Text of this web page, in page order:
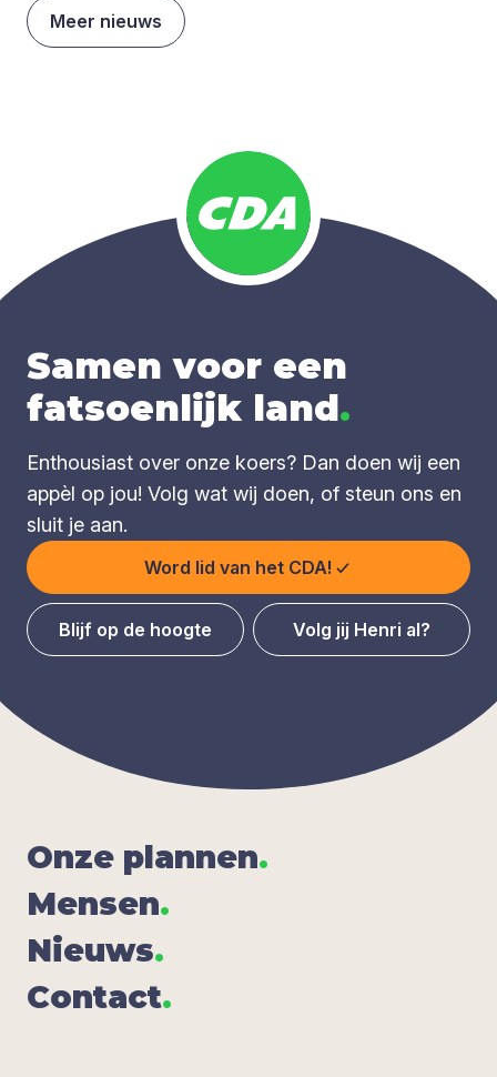
Meer nieuws
Samen voor een
fatsoenlijk land.
Enthousiast over onze koers? Dan doen wij een
appèl op jou! Volg wat wij doen, of steun ons en
sluit je aan.
Word lid van het CDA!
Blijf op de hoogte Volg jij Henri al?
Onze plan­nen.
Men­sen.
Nieuws.
Con­tact.